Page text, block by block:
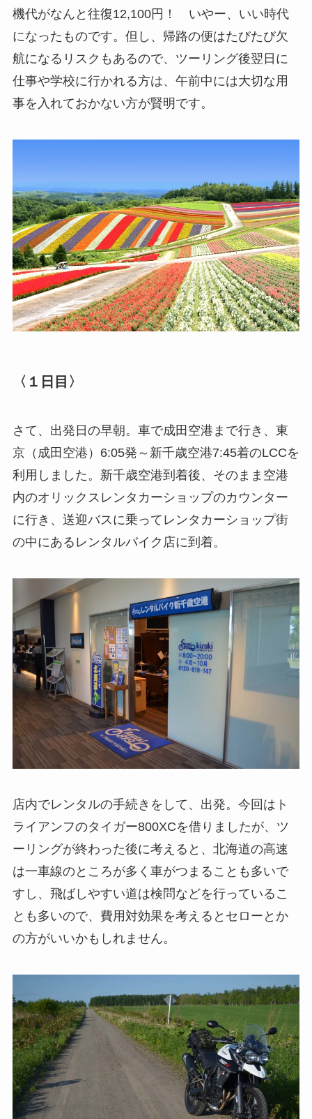
機代がなんと往復12,100円！ いやー、いい時代
になったものです。但し、帰路の便はたびたび欠
航になるリスクもあるので、ツーリング後翌日に
仕事や学校に行かれる方は、午前中には大切な用
事を入れておかない方が賢明です。
〈１日目〉
さて、出発日の早朝。車で成田空港まで行き、東
京（成田空港）6:05発～新千歳空港7:45着のLCCを
利用しました。新千歳空港到着後、そのまま空港
内のオリックスレンタカーショップのカウンター
に行き、送迎バスに乗ってレンタカーショップ街
の中にあるレンタルバイク店に到着。
店内でレンタルの手続きをして、出発。今回はト
ライアンフのタイガー800XCを借りましたが、ツ
ーリングが終わった後に考えると、北海道の高速
は一車線のところが多く車がつまることも多いで
すし、飛ばしやすい道は検問などを行っているこ
とも多いので、費用対効果を考えるとセローとか
の方がいいかもしれません。